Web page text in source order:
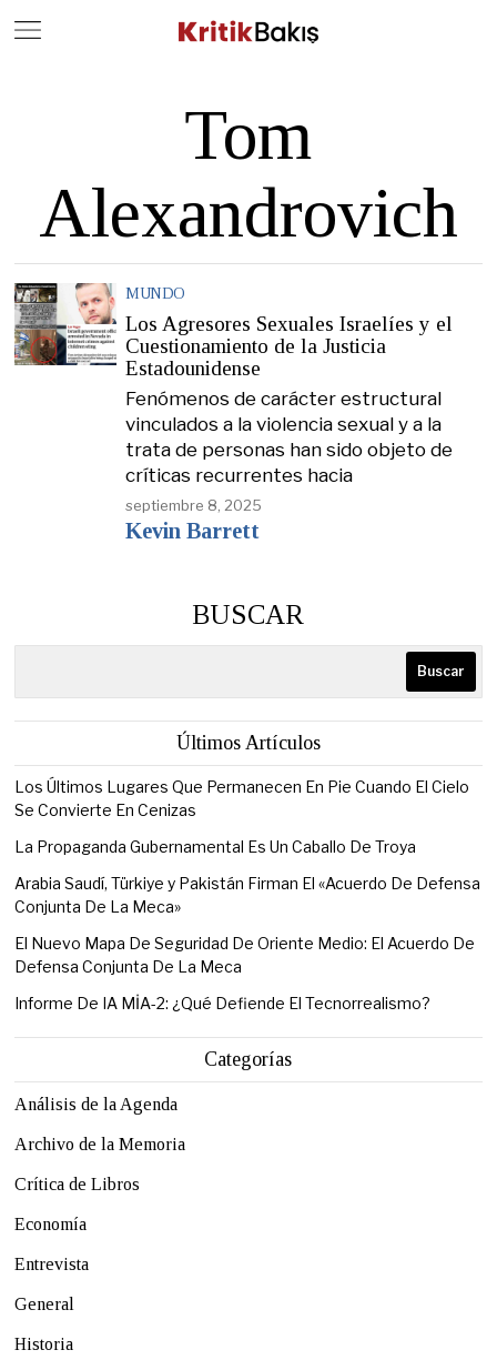
Tom
Alexandrovich
MUNDO
Los Agresores Sexuales Israelíes y el
Cuestionamiento de la Justicia
Estadounidense
Fenómenos de carácter estructural
vinculados a la violencia sexual y a la
trata de personas han sido objeto de
críticas recurrentes hacia
septiembre 8, 2025
Kevin Barrett
BUSCAR
Buscar
Últimos Artículos
Los Últimos Lugares Que Permanecen En Pie Cuando El Cielo
Se Convierte En Cenizas
La Propaganda Gubernamental Es Un Caballo De Troya
Arabia Saudí, Türkiye y Pakistán Firman El «Acuerdo De Defensa
Conjunta De La Meca»
El Nuevo Mapa De Seguridad De Oriente Medio: El Acuerdo De
Defensa Conjunta De La Meca
Informe De IA MİA-2: ¿Qué Defiende El Tecnorrealismo?
Categorías
Análisis de la Agenda
Archivo de la Memoria
Crítica de Libros
Economía
Entrevista
General
Historia